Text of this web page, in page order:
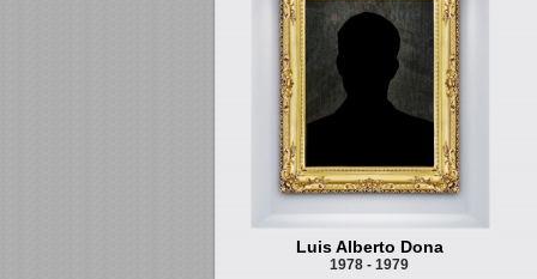
Luis Alberto Dona
1978 - 1979